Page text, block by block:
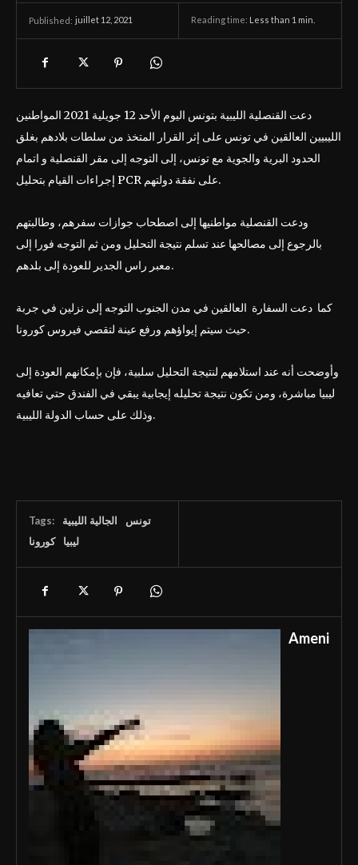
Published: juillet 12, 2021 Reading time: Less than 1 min.
دعت القنصلية الليبية بتونس اليوم الأحد 12 جويلية 2021 المواطنين
الليبيين العالقين في تونس على إثر القرار المتخذ من سلطات بلادهم بغلق
الحدود البرية والجوية مع تونس، إلى التوجه إلى مقر القنصلية و اتمام
إجراءات القيام بتحليل PCR على نفقة دولتهم.
ودعت القنصلية مواطنيها إلى اصطحاب جوازات سفرهم، وطالبتهم
بالرجوع إلى مصالحها عند تسلم نتيجة التحليل ومن ثم التوجه فورا إلى
معبر راس الجدير للعودة إلى بلدهم.
كما دعت السفارة العالقين في مدن الجنوب التوجه إلى نزلين في جربة
حيث سيتم إيواؤهم ورفع عينة لتقصي فيروس كورونا.
وأوضحت أنه عند استلامهم لنتيجة التحليل سلبية، فإن بإمكانهم العودة إلى
ليبيا مباشرة، ومن تكون نتيجة تحليله إيجابية يبقي في الفندق حتي تعافيه
وذلك على حساب الدولة الليبية.
Tags: الجالية الليبية
تونس
كورونا
ليبيا
Ameni